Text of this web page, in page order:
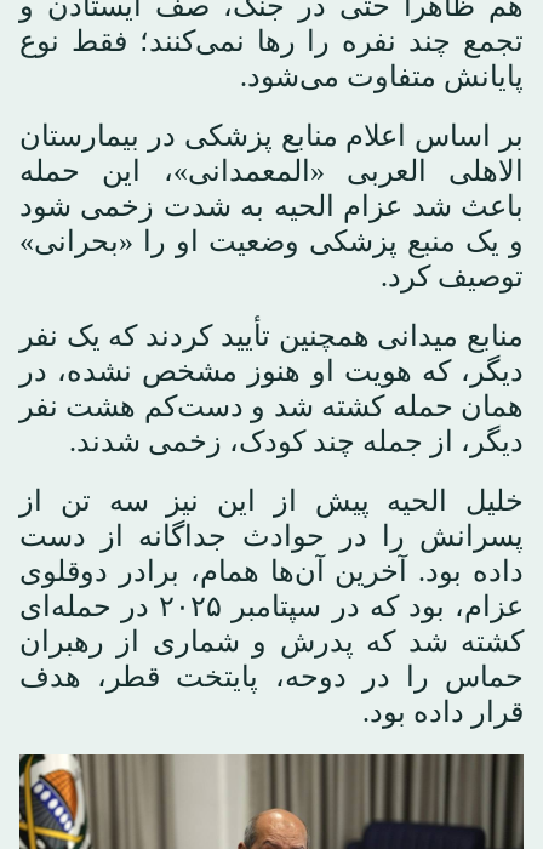
تجمع چند نفره را رها نمی‌کنند؛ فقط نوع
پایانش متفاوت می‌شود.
بر اساس اعلام منابع پزشکی در بیمارستان
الاهلی العربی «المعمدانی»، این حمله
باعث شد عزام الحیه به شدت زخمی شود
و یک منبع پزشکی وضعیت او را «بحرانی»
توصیف کرد.
منابع میدانی همچنین تأیید کردند که یک نفر
دیگر، که هویت او هنوز مشخص نشده، در
همان حمله کشته شد و دست‌کم هشت نفر
دیگر، از جمله چند کودک، زخمی شدند.
خلیل الحیه پیش از این نیز سه تن از
پسرانش را در حوادث جداگانه از دست
داده بود. آخرین آن‌ها همام، برادر دوقلوی
عزام، بود که در سپتامبر ۲۰۲۵ در حمله‌ای
کشته شد که پدرش و شماری از رهبران
حماس را در دوحه، پایتخت قطر، هدف
قرار داده بود.